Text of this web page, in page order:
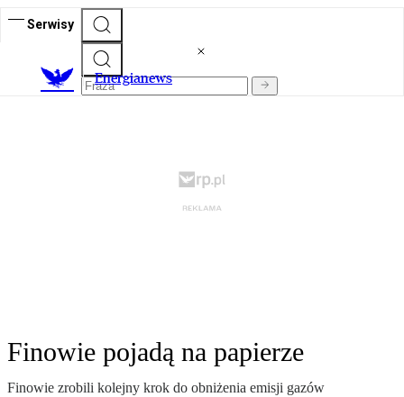
Serwisy
Energianews
Finowie pojadą na papierze
Finowie zrobili kolejny krok do obniżenia emisji gazów